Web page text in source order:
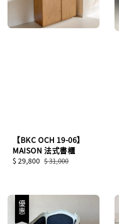
【BKC OCH 19-06】
MAISON 法式書櫃
Sale
$ 29,800 Regular
$ 31,000
優惠